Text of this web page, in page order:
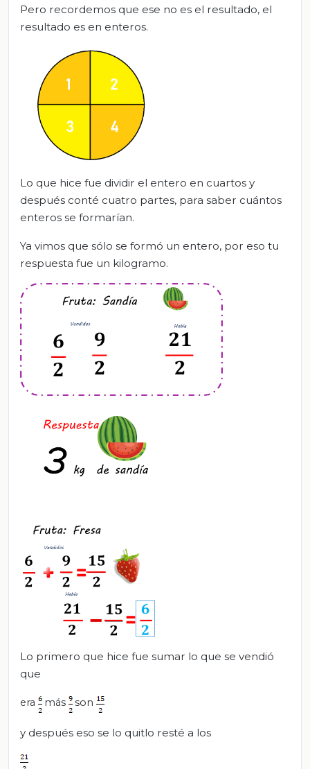
Pero recordemos que ese no es el resultado, el
resultado es en enteros.
Lo que hice fue dividir el entero en cuartos y
después conté cuatro partes, para saber cuántos
enteros se formarían.
Ya vimos que sólo se formó un entero, por eso tu
respuesta fue un kilogramo.
Lo primero que hice fue sumar lo que se vendió
que
era más son
y después eso se lo quitlo resté a los